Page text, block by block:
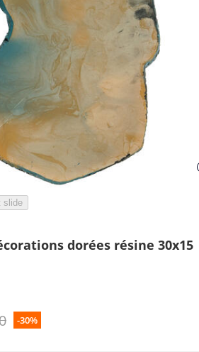
slide
dorées résine 30x15
-30%